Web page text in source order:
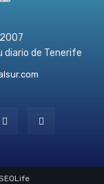
diario de Tenerife